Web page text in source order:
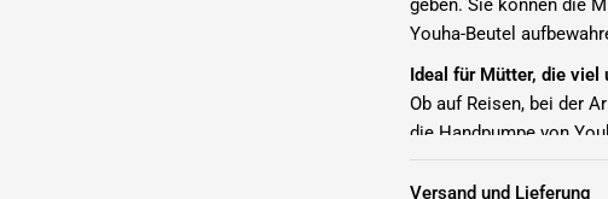
geben. Sie können die
Youha-Beutel
Ideal für Mütter, die viel
Ob auf Reisen, bei der
die Handpumpe von
mit schweren Geräten
Handpumpe macht
Versand und Lieferung